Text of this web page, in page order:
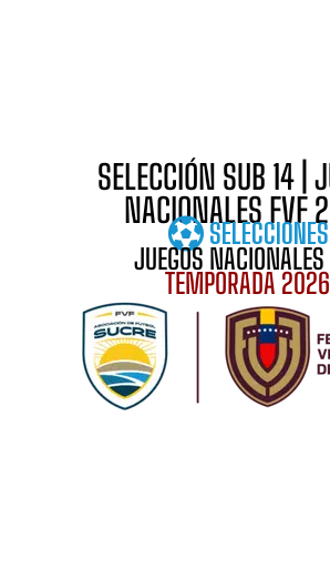
SELECCIÓN SUB 14 |
NACIONALES FVF
SELECCIONES
JUEGOS
TEMPORADA 2026